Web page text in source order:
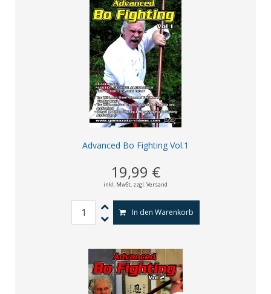
Advanced Bo Fighting Vol.1
19,99 €
inkl. MwSt, zzgl. Versand
In den Warenkorb